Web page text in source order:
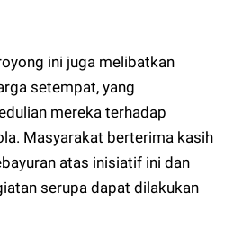
ini juga melibatkan
setempat, yang
mereka terhadap
Masyarakat berterima kasih
atas inisiatif ini dan
serupa dapat dilakukan